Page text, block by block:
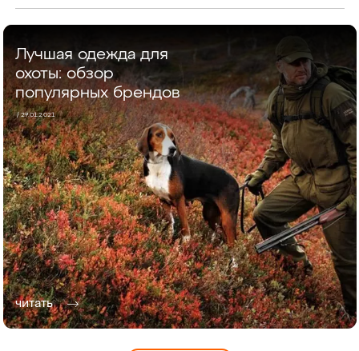
Лучшая одежда для
охоты: обзор
популярных брендов
/ 27.01.2021
читать